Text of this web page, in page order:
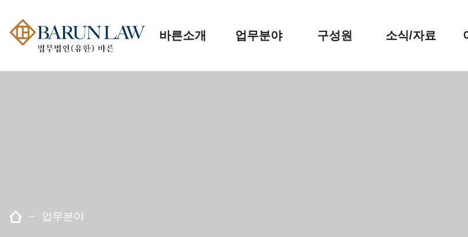
바른소개 업무분야 구성원 소식/자료
업무분야